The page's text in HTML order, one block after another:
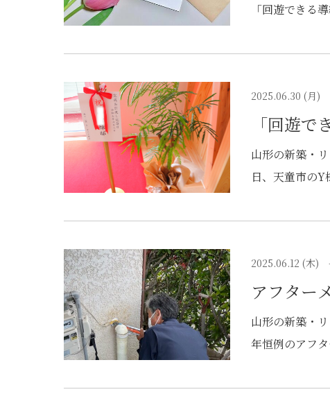
「回遊できる
顔絵の素敵な
とん寄り添い
う、弊社でず
チーム一丸と
こそ、これか
2025.06.30 (月)
「回遊
レポート
山形の新築・
日、天童市の
さった際に、
好印象だった
本格的に始ま
ても楽しみで
葉にY様もと
2025.06.12 (木)
アフター
山形の新築・
年恒例のアフ
ックリストに